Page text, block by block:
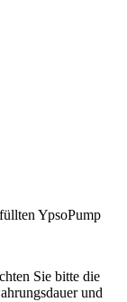
YpsoPump
Sie bitte die
und